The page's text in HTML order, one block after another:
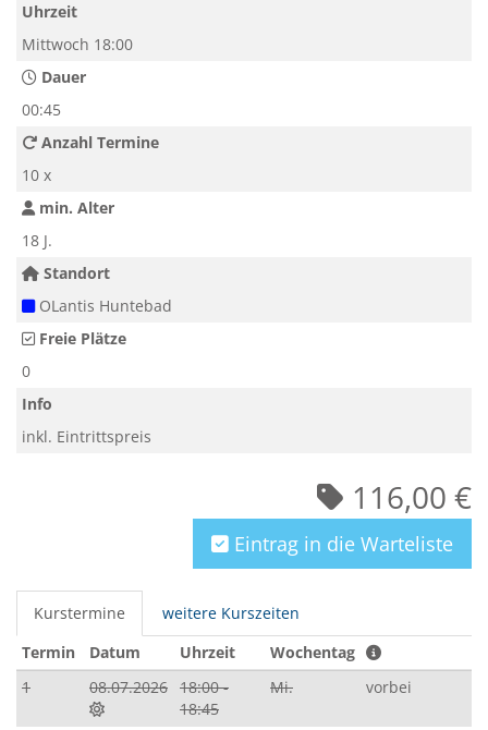
Uhrzeit
Mittwoch 18:00
Dauer
00:45
Anzahl Termine
10 x
min. Alter
18 J.
Standort
OLantis Huntebad
Freie Plätze
0
Info
inkl. Eintrittspreis
116,00 €
Eintrag in die Warteliste
Kurstermine
weitere Kurszeiten
Termin
Datum Uhrzeit
Wochentag
1
08.07.2026 18:00 -
18:45
Mi. vorbei